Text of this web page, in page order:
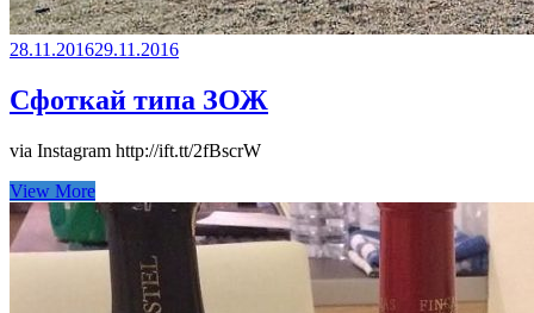
28.11.201629.11.2016
Сфоткай типа ЗОЖ
via Instagram http://ift.tt/2fBscrW
View More